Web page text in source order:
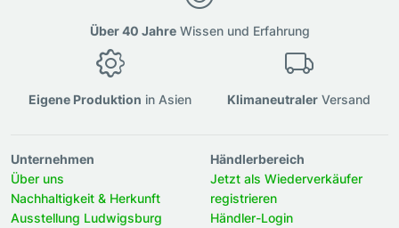
Über 40 JahreWissen und Erfahrung
Eigene Produktion in Asien Klimaneutraler Versand
Unternehmen
Über uns
Nachhaltigkeit & Herkunft
Ausstellung Ludwigsburg
Händlerbereich
Jetzt als Wiederverkäufer
registrieren
Händler-Login